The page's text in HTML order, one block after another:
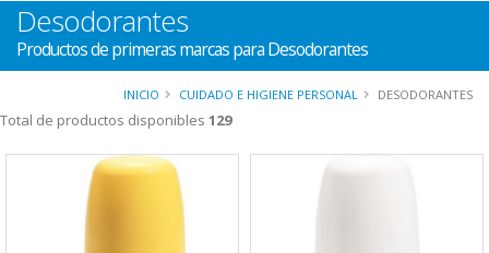
Desodorantes
Productos de primeras marcas para Desodorantes
INICIO CUIDADO E HIGIENE PERSONAL DESODORANTES
Total de productos disponibles 129